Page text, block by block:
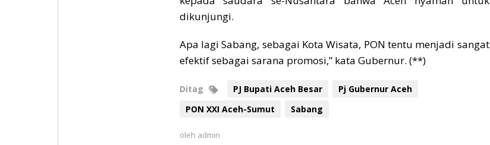
dikunjungi.
Apa lagi Sabang, sebagai Kota Wisata, PON tentu menjadi sangat
efektif sebagai sarana promosi,” kata Gubernur. (**)
Ditag PJ Bupati Aceh Besar
Pj Gubernur Aceh
PON XXI Aceh-Sumut
Sabang
oleh admin